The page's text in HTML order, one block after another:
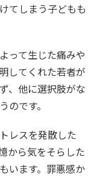
てしまう子どもも
って生じた痛みや
してくれた若者が
、他に選択肢がな
のです。
レスを発散した
から気をそらした
います。罪悪感か